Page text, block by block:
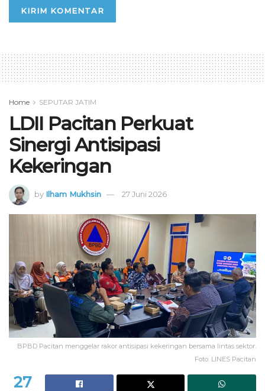
Home SEPUTAR JATIM
LDII Pacitan Perkuat
Sinergi Antisipasi
Kekeringan
by Ilham Mukhsin 27 Juni 2026
BPBD Pacitan menggelar rakor antisipasi kekeringan bersama lintas sektor.
Foto: LINES Pacitan
27